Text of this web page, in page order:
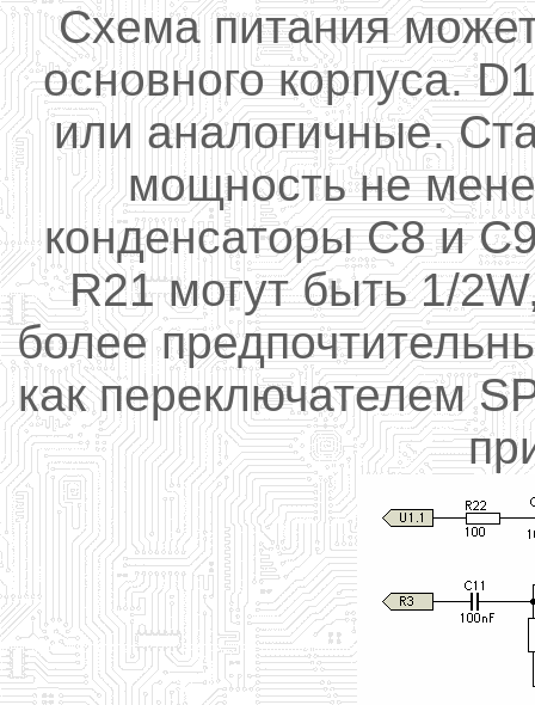
Схема питания
основного корпуса.
или аналогичные.С
мощность не
конденсаторыС8 и
R21 могут быть 1/2W
более
как переключателем